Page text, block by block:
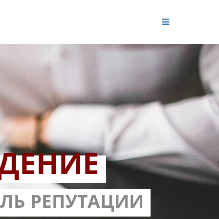
РЕПУТАЦИИ